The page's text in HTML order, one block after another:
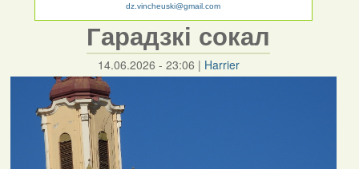
dz.vincheuski@gmail.com
Гарадзкі сокал
14.06.2026 - 23:06 | Harrier